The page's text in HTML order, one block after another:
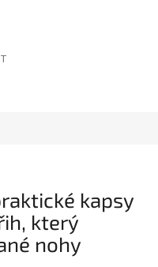
kapsy
který
nohy